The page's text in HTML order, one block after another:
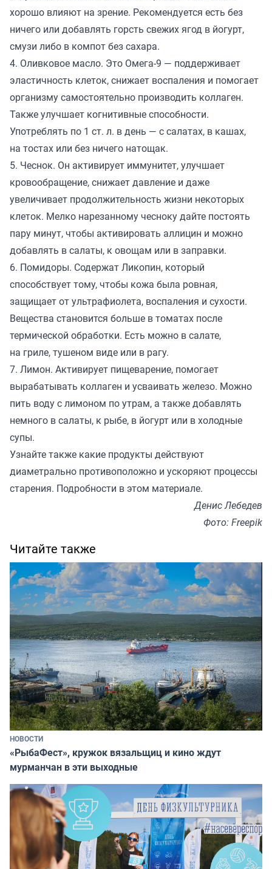
хорошо влияют на зрение. Рекомендуется есть без
ничего или добавлять горсть свежих ягод в йогурт,
смузи либо в компот без сахара.
4. Оливковое масло. Это Омега-9 — поддерживает
эластичность клеток, снижает воспаления и помогает
организму самостоятельно производить коллаген.
Также улучшает когнитивные способности.
Употреблять по 1 ст. л. в день — с салатах, в кашах,
на тостах или без ничего натощак.
5. Чеснок. Он активирует иммунитет, улучшает
кровообращение, снижает давление и даже
увеличивает продолжительность жизни некоторых
клеток. Мелко нарезанному чесноку дайте постоять
пару минут, чтобы активировать аллицин и можно
добавлять в салаты, к овощам или в заправки.
6. Помидоры. Содержат Ликопин, который
способствует тому, чтобы кожа была ровная,
защищает от ультрафиолета, воспаления и сухости.
Вещества становится больше в томатах после
термической обработки. Есть можно в салате,
на гриле, тушеном виде или в рагу.
7. Лимон. Активирует пищеварение, помогает
вырабатывать коллаген и усваивать железо. Можно
пить воду с лимоном по утрам, а также добавлять
немного в салаты, к рыбе, в йогурт или в холодные
супы.
Узнайте также какие продукты действуют
диаметрально противоположно и ускоряют процессы
старения. Подробности в этом материале.
Денис Лебедев
Фото: Freepik
Читайте также
НОВОСТИ
«РыбаФест», кружок вязальщиц и кино ждут
мурманчан в эти выходные